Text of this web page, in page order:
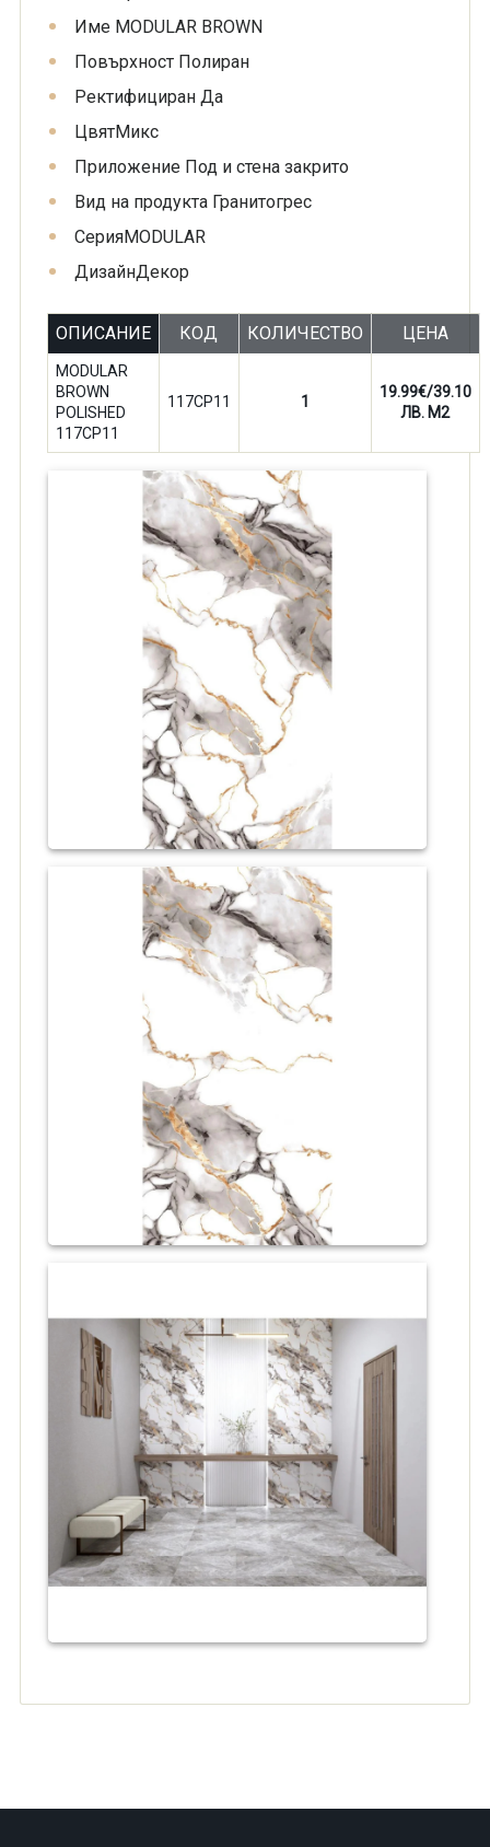
Име MODULAR BROWN
Повърхност Полиран
Ректифициран Да
ЦвятМикс
Приложение Под и стена закрито
Вид на продукта Гранитогрес
СерияMODULAR
ДизайнДекор
ОПИСАНИЕ КОД КОЛИЧЕСТВО ЦЕНА
MODULAR
BROWN
POLISHED
117CP11
117CP11 1
19.99€/39.10
ЛВ. M2